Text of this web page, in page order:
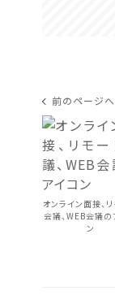
前のページへ
オンライン面接、
会議、WEB会議の
ン